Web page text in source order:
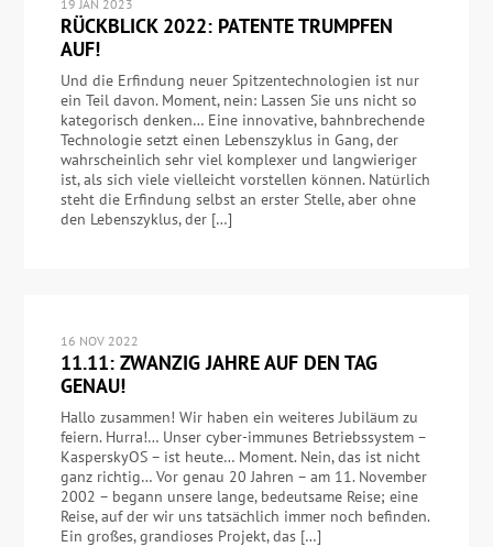
19 JAN 2023
RÜCKBLICK 2022: PATENTE TRUMPFEN
AUF!
Und die Erfindung neuer Spitzentechnologien ist nur
ein Teil davon. Moment, nein: Lassen Sie uns nicht so
kategorisch denken… Eine innovative, bahnbrechende
Technologie setzt einen Lebenszyklus in Gang, der
wahrscheinlich sehr viel komplexer und langwieriger
ist, als sich viele vielleicht vorstellen können. Natürlich
steht die Erfindung selbst an erster Stelle, aber ohne
den Lebenszyklus, der […]
16 NOV 2022
11.11: ZWANZIG JAHRE AUF DEN TAG
GENAU!
Hallo zusammen! Wir haben ein weiteres Jubiläum zu
feiern. Hurra!… Unser cyber-immunes Betriebssystem –
KasperskyOS – ist heute… Moment. Nein, das ist nicht
ganz richtig… Vor genau 20 Jahren – am 11. November
2002 – begann unsere lange, bedeutsame Reise; eine
Reise, auf der wir uns tatsächlich immer noch befinden.
Ein großes, grandioses Projekt, das […]